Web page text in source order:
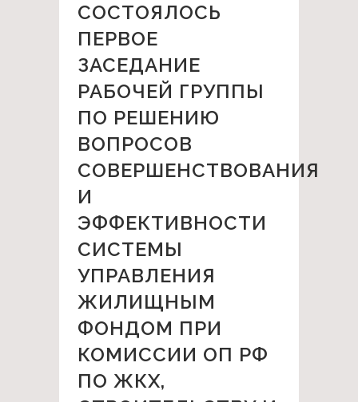
СОСТОЯЛОСЬ
ПЕРВОЕ
ЗАСЕДАНИЕ
РАБОЧЕЙ ГРУППЫ
ПО РЕШЕНИЮ
ВОПРОСОВ
СОВЕРШЕНСТВОВАНИЯ
И
ЭФФЕКТИВНОСТИ
СИСТЕМЫ
УПРАВЛЕНИЯ
ЖИЛИЩНЫМ
ФОНДОМ ПРИ
КОМИССИИ ОП РФ
ПО ЖКХ,